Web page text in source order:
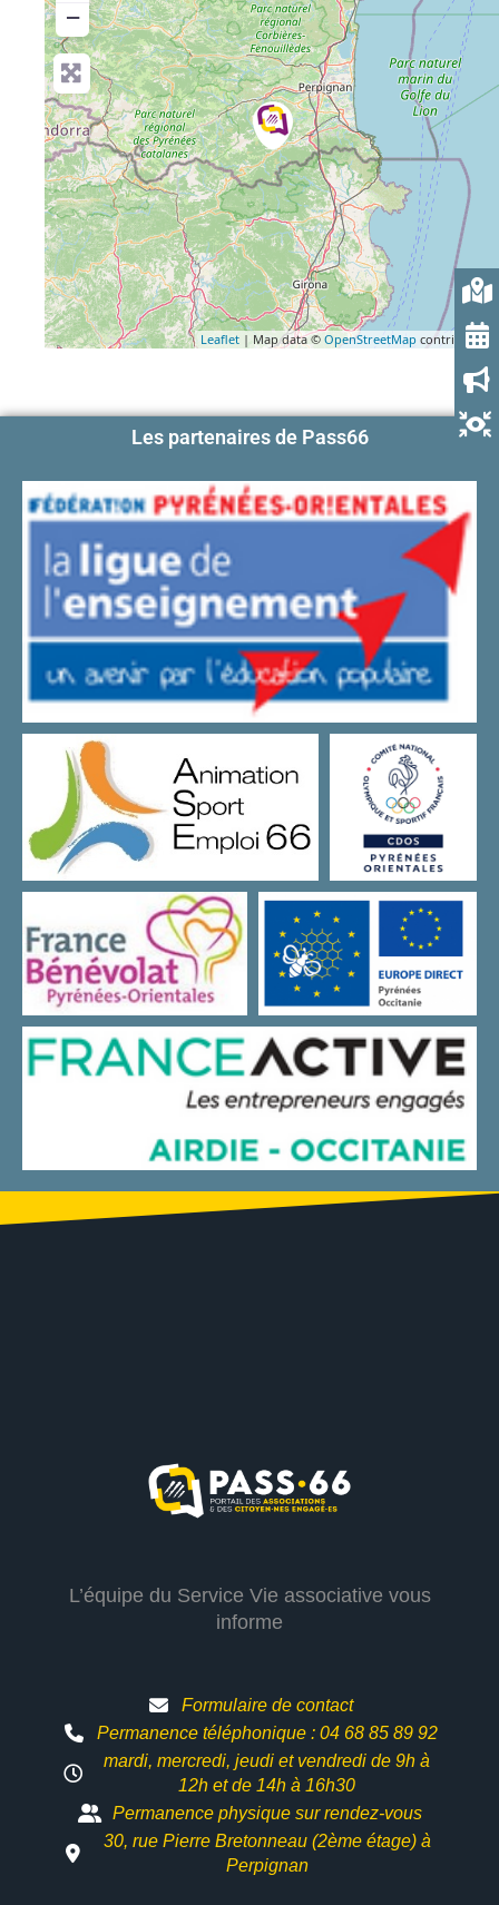
−
Leaflet | Map data © OpenStreetMap contributors
Les partenaires de Pass66
L’équipe du Service Vie associative vous
informe
Formulaire de contact
Permanence téléphonique : 04 68 85 89 92
mardi, mercredi, jeudi et vendredi de 9h à
12h etde 14h à 16h30
Permanence physique sur rendez-vous
30, rue Pierre Bretonneau (2ème étage) à
Perpignan